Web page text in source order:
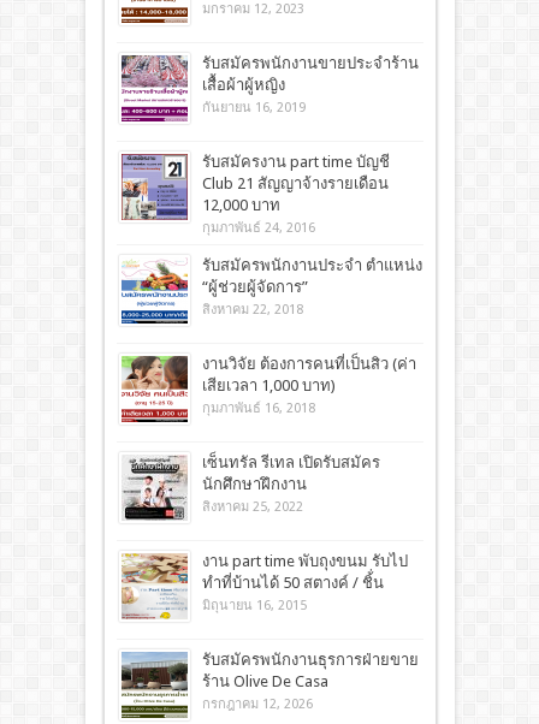
มกราคม 12, 2023
รับสมัครพนักงานขายประจำร้าน
เสื้อผ้าผู้หญิง
กันยายน 16, 2019
รับสมัครงาน part time บัญชี
Club 21 สัญญาจ้างรายเดือน
12,000 บาท
กุมภาพันธ์ 24, 2016
รับสมัครพนักงานประจำ ตำแหน่ง
“ผู้ช่วยผู้จัดการ”
สิงหาคม 22, 2018
งานวิจัย ต้องการคนที่เป็นสิว (ค่า
เสียเวลา 1,000 บาท)
กุมภาพันธ์ 16, 2018
เซ็นทรัล รีเทล เปิดรับสมัคร
นักศึกษาฝึกงาน
สิงหาคม 25, 2022
งาน part time พับถุงขนม รับไป
ทำที่บ้านได้ 50 สตางค์ / ชิ้่น
มิถุนายน 16, 2015
รับสมัครพนักงานธุรการฝ่ายขาย
ร้าน Olive De Casa
กรกฎาคม 12, 2026